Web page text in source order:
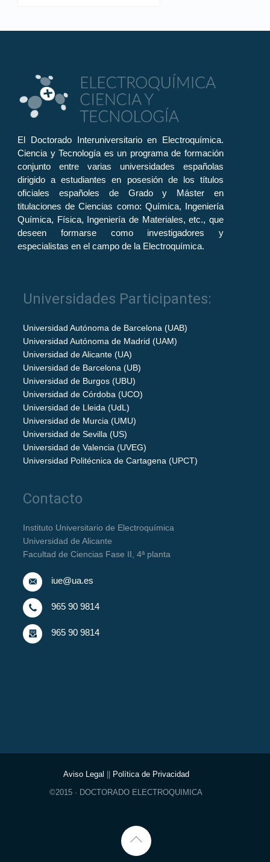
El Doctorado Interuniversitario en Electroquímica.
Ciencia y Tecnología es un programa de formación
conjunto entre varias universidades españolas
dirigido a estudiantes en posesión de los títulos
oficiales españoles de Grado y Máster en
titulaciones de Ciencias como: Química, Ingeniería
Química, Física, Ingeniería de Materiales, etc., que
deseen formarse como investigadores y
especialistas en el campo de la Electroquímica.
Universidades Participantes:
Universidad Autónoma de Barcelona (UAB)
Universidad Autónoma de Madrid (UAM)
Universidad de Alicante (UA)
Universidad de Barcelona (UB)
Universidad de Burgos (UBU)
Universidad de Córdoba (UCO)
Universidad de Lleida (UdL)
Universidad de Murcia (UMU)
Universidad de Sevilla (US)
Universidad de Valencia (UVEG)
Universidad Politécnica de Cartagena (UPCT)
Contacto
Instituto Universitario de Electroquímica
Universidad de Alicante
Facultad de Ciencias Fase II, 4ª planta
iue@ua.es
965 90 9814
965 90 9814
Aviso Legal
Política de Privacidad
©2015 · DOCTORADO ELECTROQUIMICA